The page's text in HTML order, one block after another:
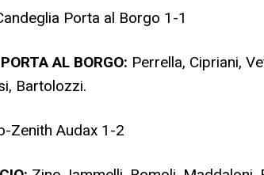
Porta al Borgo 1-1
AL BORGO: Perrella, Cipriani,
Bartolozzi.
Zenith Audax 1-2